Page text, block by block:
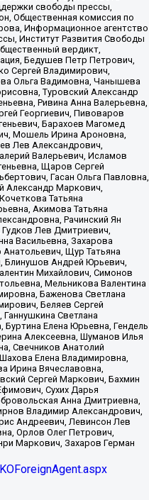
свободы прессы,
Общественная комиссия по
Информационное агентство
Институт Развития Свободы
вердикт,
Бедушев Петр Петрович,
Сергей Владимирович,
Ольга Вадимовна, Чанышева
Туровский Александр
Ривина Анна Валерьевна,
Георгиевич, Пивоваров
Барахоев Магомед
Мошель Ирина Ароновна,
Лев Александрович,
Валерьевич, Исламов
Щаров Сергей
Гасан Ольга Павловна,
Александр Маркович,
Татьяна
Акимова Татьяна
Рачинский Ян
Лев Дмитриевич,
Васильевна, Захарова
Щур Татьяна
Блинушов Андрей Юрьевич,
Михайлович, Симонов
Мельникова Валентина
Баженова Светлана
Беляев Сергей
Ганнушкина Светлана
Елена Юрьевна, Гендель
Алексеевна, Шуманов Илья
Свечников Анатолий
Елена Владимировна,
Ирина Вячеславовна,
Сергей Маркович, Бахмин
Сухих Дарья
Анна Дмитриевна,
Владимир Александрович,
Андреевич, Левинсон Лев
Орлов Олег Петрович,
Маркович, Захаров Герман